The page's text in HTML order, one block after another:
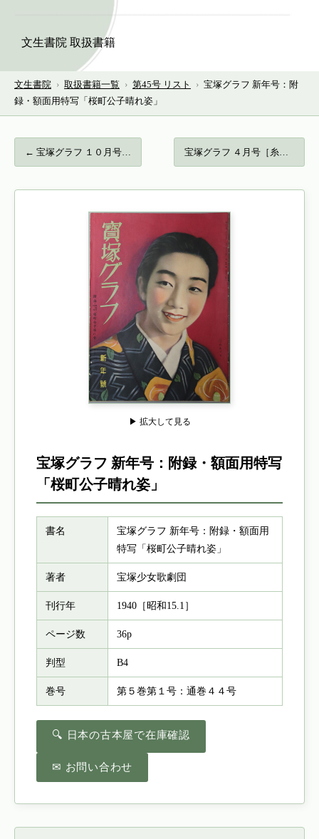
文生書院 取扱書籍
文生書院 › 取扱書籍一覧 › 第45号 リスト › 宝塚グラフ 新年号：附
録・額面用特写「桜町公子晴れ姿」
← 宝塚グラフ １０月号… 宝塚グラフ ４月号［糸井しだれ・山路すみ… →
▶ 拡大して見る
宝塚グラフ 新年号：附録・額面用特写
「桜町公子晴れ姿」
書名
宝塚グラフ 新年号：附録・額面用
特写「桜町公子晴れ姿」
著者 宝塚少女歌劇団
刊行年 1940［昭和15.1］
ページ数 36p
判型 B4
巻号 第５巻第１号：通巻４４号
🔍 日本の古本屋で在庫確認
✉ お問い合わせ